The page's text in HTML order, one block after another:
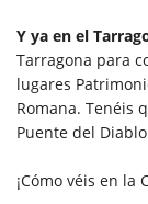
Y ya en el
Tarragona para
lugares
Romana. Tenéis
Puente del
¡Cómo véis en la